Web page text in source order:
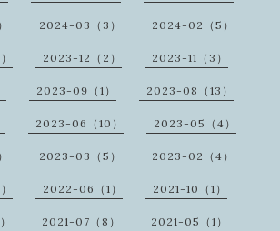
2024-03（3） 2024-02（5）
2023-12（2） 2023-11（3）
2023-09（1） 2023-08（13）
2023-06（10） 2023-05（4）
2023-03（5） 2023-02（4）
2022-06（1） 2021-10（1）
2021-07（8） 2021-05（1）